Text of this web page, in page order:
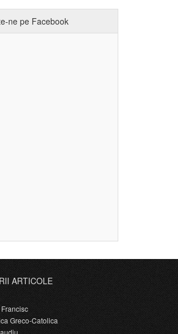
ne pe Facebook
ARTICOLE
Greco-Catolica